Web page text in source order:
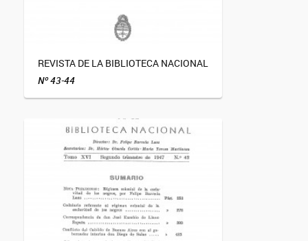
REVISTA DE LA BIBLIOTECA NACIONAL
Nº 43-44